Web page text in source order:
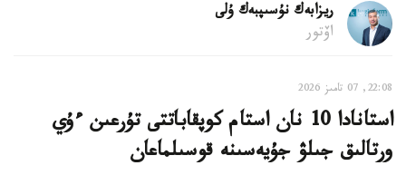
ريزابەك نۇسىپبەك ۇلى
اۆتور
22:08, 07 تامىز 2026
استانادا 10 نان استام كوپقاباتتى تۇرعىن ءۇي
ورتالىق جىلۋ جۇيەسىنە قوسىلماعان